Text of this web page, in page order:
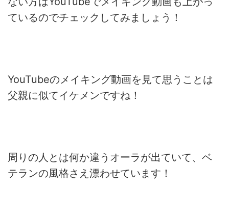
ているのでチェックしてみましょう！
YouTubeのメイキング動画を見て思うことは
父親に似てイケメンですね！
周りの人とは何か違うオーラが出ていて、ベ
テランの風格さえ漂わせています！